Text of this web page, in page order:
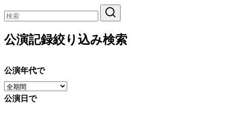
公演記録絞り込み検索
公演年代で
公演日で